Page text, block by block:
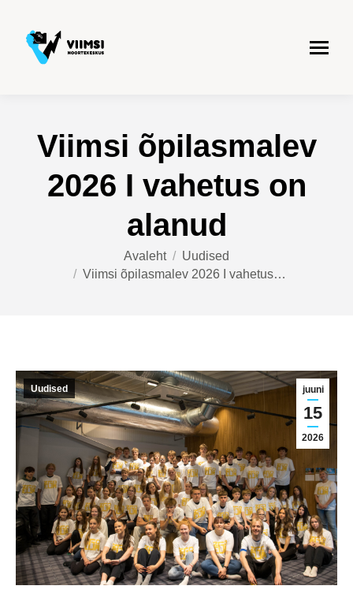
Viimsi õpilasmalev
2026 I vahetus on
alanud
Avaleht
Uudised
Viimsi õpilasmalev 2026 I vahetus…
juuni
15
2026
Uudised